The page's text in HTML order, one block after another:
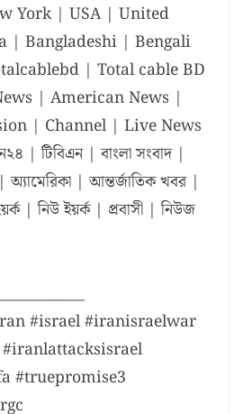
York | USA | United
| Bangladeshi | Bengali
| Total cable BD
| American News |
| Channel | Live News
| টিবিএন | বাংলা সংবাদ |
অ্যামেরিকা | আন্তর্জাতিক খবর |
| নিউ ইয়র্ক | প্রবাসী | নিউজ
#israel #iranisraelwar
#truepromise3